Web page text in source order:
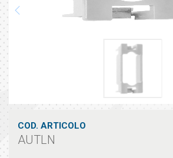
COD. ARTICOLO
AUTLN